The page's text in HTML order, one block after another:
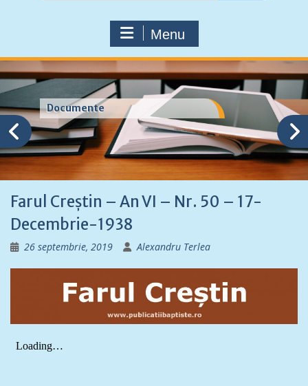
Menu
Documente
Farul Creștin – An VI – Nr. 50 – 17-
Decembrie-1938
26 septembrie, 2019 Alexandru Terlea